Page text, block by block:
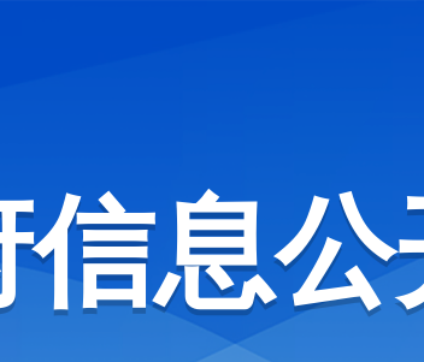
信息公